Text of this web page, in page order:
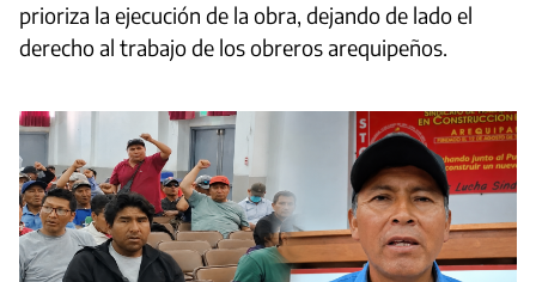
prioriza la ejecución de la obra, dejando de lado el
derecho al trabajo de los obreros arequipeños.